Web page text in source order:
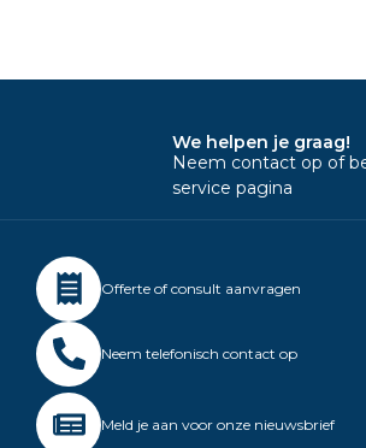
We helpen je graag!
Neem contact op of
service pagina
Offerte of consult aanvragen
Neem telefonisch contact op
Meld je aan voor onze nieuwsbrief